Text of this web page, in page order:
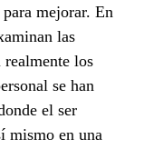
mejorar. En
las
realmente los
se han
el ser
mismo en una